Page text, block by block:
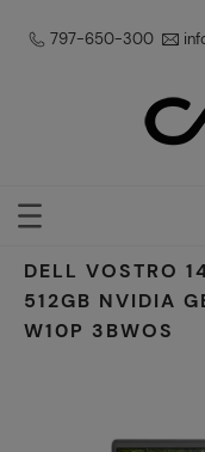
797-650-300
DELL VOSTRO
512GB NVIDIA
W10P 3BWOS